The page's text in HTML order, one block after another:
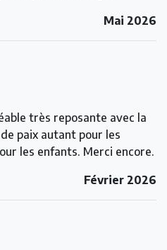
Mai 2026
très reposante avec la
paix autant pour les
les enfants. Merci encore.
Février 2026